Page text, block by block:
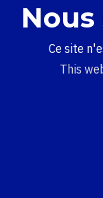
Ce site
This